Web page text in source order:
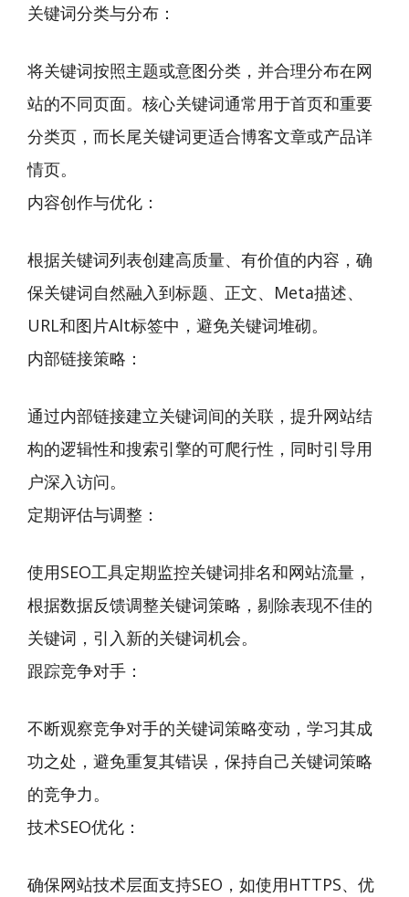
关键词分类与分布：
将关键词按照主题或意图分类，并合理分布在网
站的不同页面。核心关键词通常用于首页和重要
分类页，而长尾关键词更适合博客文章或产品详
情页。
内容创作与优化：
根据关键词列表创建高质量、有价值的内容，确
保关键词自然融入到标题、正文、Meta描述、
URL和图片Alt标签中，避免关键词堆砌。
内部链接策略：
通过内部链接建立关键词间的关联，提升网站结
构的逻辑性和搜索引擎的可爬行性，同时引导用
户深入访问。
定期评估与调整：
使用SEO工具定期监控关键词排名和网站流量，
根据数据反馈调整关键词策略，剔除表现不佳的
关键词，引入新的关键词机会。
跟踪竞争对手：
不断观察竞争对手的关键词策略变动，学习其成
功之处，避免重复其错误，保持自己关键词策略
的竞争力。
技术SEO优化：
确保网站技术层面支持SEO，如使用HTTPS、优